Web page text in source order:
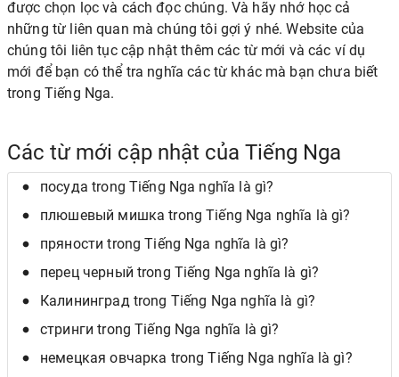
được chọn lọc và cách đọc chúng. Và hãy nhớ học cả
những từ liên quan mà chúng tôi gợi ý nhé. Website của
chúng tôi liên tục cập nhật thêm các từ mới và các ví dụ
mới để bạn có thể tra nghĩa các từ khác mà bạn chưa biết
trong Tiếng Nga.
Các từ mới cập nhật của Tiếng Nga
посуда trong Tiếng Nga nghĩa là gì?
плюшевый мишка trong Tiếng Nga nghĩa là gì?
пряности trong Tiếng Nga nghĩa là gì?
перец черный trong Tiếng Nga nghĩa là gì?
Калининград trong Tiếng Nga nghĩa là gì?
стринги trong Tiếng Nga nghĩa là gì?
немецкая овчарка trong Tiếng Nga nghĩa là gì?